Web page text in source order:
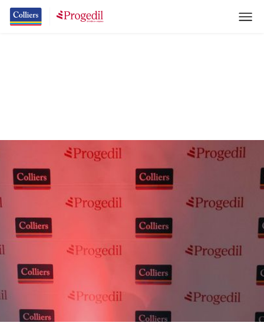
Brillanti e vincenti, premiati i migliori del Gruppo
Consegnati i tradizionali riconoscimenti che, ogni anno, il
Gruppo dedica a alle migliori agenzie per volume di
fatturato e ai primi tre agenti sia nel settore cantieristico,
sia nella compravendita tra privati
Un anno da vincenti.